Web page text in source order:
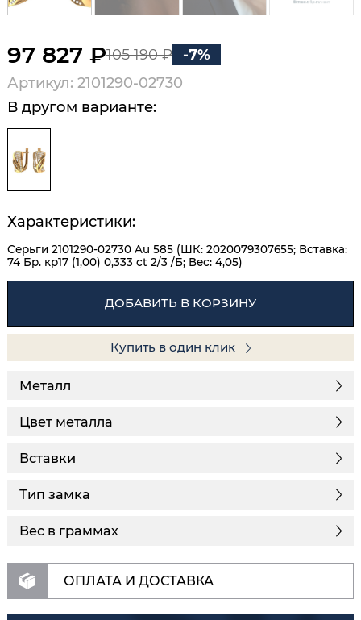
97 827 ₽105 190 ₽
-7%
Артикул: 2101290-02730
В другом варианте:
Характеристики:
Серьги 2101290-02730 Au 585 (ШК: 2020079307655; Вставка:
74 Бр. кр17 (1,00) 0,333 ct 2/3 /Б; Вес: 4,05)
ДОБАВИТЬ В КОРЗИНУ
Купить в один клик
Металл
Цвет металла
Вставки
Тип замка
Вес в граммах
ОПЛАТА И ДОСТАВКА